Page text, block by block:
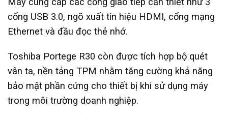
cổng USB 3.0, ngõ xuất tín hiệu HDMI, cổng mạng
Ethernet và đầu đọc thẻ nhớ.
Toshiba Portege R30 còn được tích hợp bộ quét
vân ta, nền tảng TPM nhằm tăng cường khả năng
bảo mật phần cứng cho thiết bị khi sử dụng máy
trong môi trường doanh nghiệp.